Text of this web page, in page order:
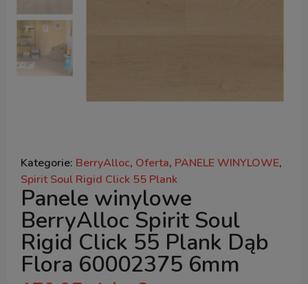
Kategorie: BerryAlloc, Oferta, PANELE WINYLOWE,
Spirit Soul Rigid Click 55 Plank
Panele winylowe
BerryAlloc Spirit Soul
Rigid Click 55 Plank Dąb
Flora 60002375 6mm